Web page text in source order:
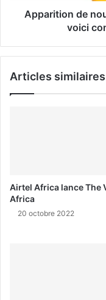
Apparition de
voici
Articles similaires
Airtel Africa lance The
Africa
20 octobre 2022